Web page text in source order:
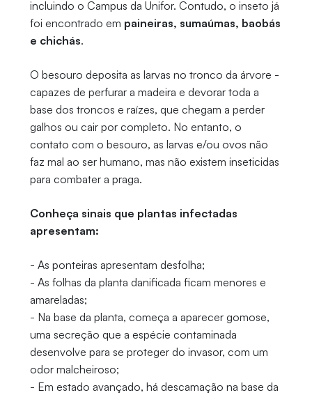
incluindo o Campus da Unifor. Contudo, o inseto já
foi encontrado em paineiras, sumaúmas, baobás
e chichás.
O besouro deposita as larvas no tronco da árvore -
capazes de perfurar a madeira e devorar toda a
base dos troncos e raízes, que chegam a perder
galhos ou cair por completo. No entanto, o
contato com o besouro, as larvas e/ou ovos não
faz mal ao ser humano, mas não existem inseticidas
para combater a praga.
Conheça sinais que plantas infectadas
apresentam:
- As ponteiras apresentam desfolha;
- As folhas da planta danificada ficam menores e
amareladas;
- Na base da planta, começa a aparecer gomose,
uma secreção que a espécie contaminada
desenvolve para se proteger do invasor, com um
odor malcheiroso;
- Em estado avançado, há descamação na base da